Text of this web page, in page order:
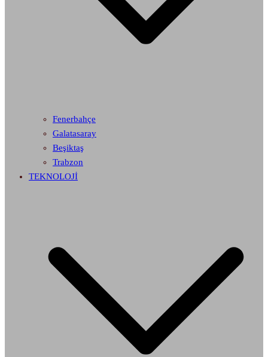
Fenerbahçe
Galatasaray
Beşiktaş
Trabzon
TEKNOLOJİ